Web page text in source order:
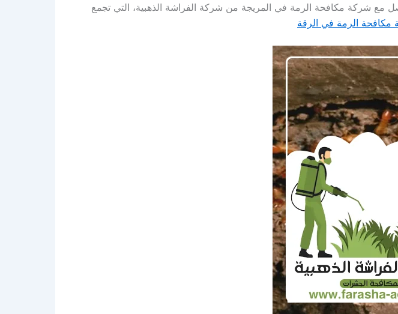
شركة مكافحة الرمة في المريجة من شركة الفراشة الذهبية، التي تجمع
مكافحة الرمة في الرقة